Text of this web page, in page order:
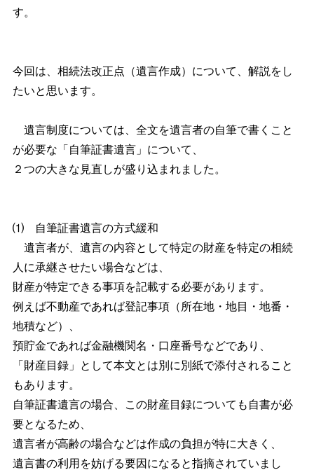
す。
今回は、相続法改正点（遺言作成）について、解説をし
たいと思います。
遺言制度については、全文を遺言者の自筆で書くこと
が必要な「自筆証書遺言」について、
２つの大きな見直しが盛り込まれました。
⑴ 自筆証書遺言の方式緩和
遺言者が、遺言の内容として特定の財産を特定の相続
人に承継させたい場合などは、
財産が特定できる事項を記載する必要があります。
例えば不動産であれば登記事項（所在地・地目・地番・
地積など）、
預貯金であれば金融機関名・口座番号などであり、
「財産目録」として本文とは別に別紙で添付されること
もあります。
自筆証書遺言の場合、この財産目録についても自書が必
要となるため、
遺言者が高齢の場合などは作成の負担が特に大きく、
遺言書の利用を妨げる要因になると指摘されていまし